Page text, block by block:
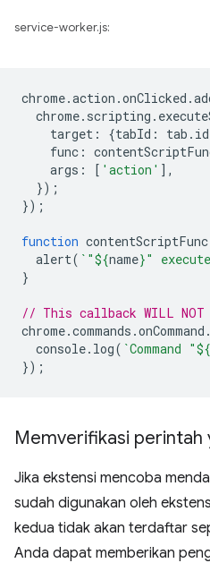
service-worker.js:
chrome.action .onClicked .
chrome. scripting .
target : {tabId : tab . id
func :
args : [ 'action' ],
});
});
function contentScriptFunc
alert( `"${name}"
}
// This callback WILL
chrome.commands .onCommand .
console. log( `Command "${
});
Memverifikasi
Jika ekstensi mencoba
sudah digunakan oleh
kedua tidak akan terdaftar
Anda dapat memberikan